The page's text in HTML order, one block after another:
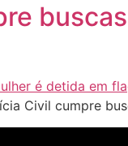
Civil cumpre